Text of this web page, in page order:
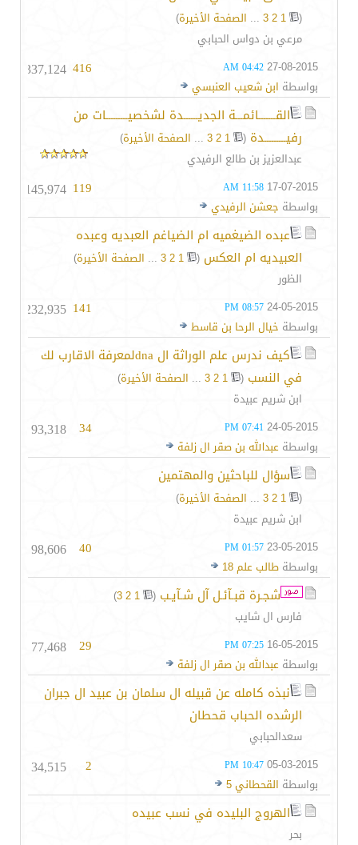
(
1
2
3
... الصفحة الأخيرة)
مرعي بن دواس الحبابي
27-08-2015
04:42 AM
بواسطة ابن شعيب العنبسي
416
337,124
القـــــــائمـــة الجديــــــدة لشخصيـــــــــات من
رفيـــــــــدة (
1
2
3
... الصفحة الأخيرة)
عبدالعزيز بن طالع الرفيدي
17-07-2015
11:58 AM
بواسطة جعشن الرفيدي
119
145,974
عبده الضيغميه ام الضياغم العبديه وعبده
العبيديه ام العكس (
1
2
3
... الصفحة الأخيرة)
الظور
24-05-2015
08:57 PM
بواسطة خيال الرحا بن قاسط
141
232,935
كيف ندرس علم الوراثة ال dnaلمعرفة الاقارب لك
في النسب (
1
2
3
... الصفحة الأخيرة)
ابن شريم عبيدة
24-05-2015
07:41 PM
بواسطة عبدالله بن صقر ال زلفة
34
93,318
سؤال للباحثين والمهتمين
(
1
2
3
... الصفحة الأخيرة)
ابن شريم عبيدة
23-05-2015
01:57 PM
بواسطة طالب علم 18
40
98,606
شجـرة قبـآئـل آل شـآيـب (
1
2
3
)
فارس ال شايب
16-05-2015
07:25 PM
بواسطة عبدالله بن صقر ال زلفة
29
77,468
نبذه كامله عن قبيله ال سلمان بن عبيد ال جبران
الرشده الحباب قحطان
سعدالحبابي
05-03-2015
10:47 PM
بواسطة القحطاني 5
2
34,515
الهروج البليده في نسب عبيده
بحر